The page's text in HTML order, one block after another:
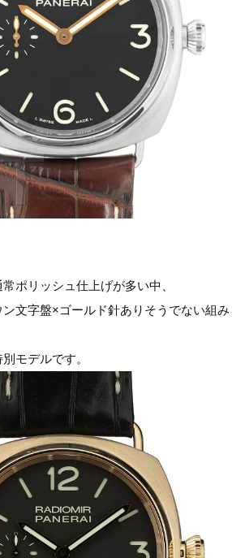
ポリッシュ仕上げが多い中、
文字盤×ゴールド針ありそうでない組み
モデルです。